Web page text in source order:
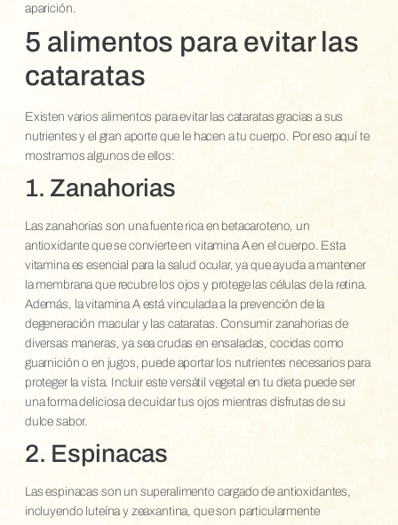
aparición.
5 alimentos para evitar las
cataratas
Existen varios alimentos para evitar las cataratas gracias a sus
nutrientes y el gran aporte que le hacen a tu cuerpo. Por eso aquí te
mostramos algunos de ellos:
1. Zanahorias
Las zanahorias son una fuente rica en betacaroteno, un
antioxidante que se convierte en vitamina A en el cuerpo. Esta
vitamina es esencial para la salud ocular, ya que ayuda a mantener
la membrana que recubre los ojos y protege las células de la retina.
Además, la vitamina A está vinculada a la prevención de la
degeneración macular y las cataratas. Consumir zanahorias de
diversas maneras, ya sea crudas en ensaladas, cocidas como
guarnición o en jugos, puede aportar los nutrientes necesarios para
proteger la vista. Incluir este versátil vegetal en tu dieta puede ser
una forma deliciosa de cuidar tus ojos mientras disfrutas de su
dulce sabor.
2. Espinacas
Las espinacas son un superalimento cargado de antioxidantes,
incluyendo luteína y zeaxantina, que son particularmente